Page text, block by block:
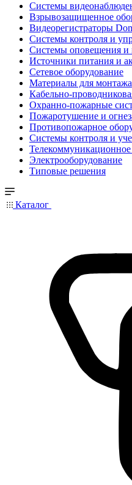
Системы
Взрывозащищенное
Видеорегистраторы
Системы контроля и
Системы оповещения и
Источники питания и
Сетевое оборудование
Материалы для монтажа
Кабельно-
Охранно-пожарные
Пожаротушение и
Противопожарное
Системы контроля и
Электрооборудование
Типовые решения
Каталог